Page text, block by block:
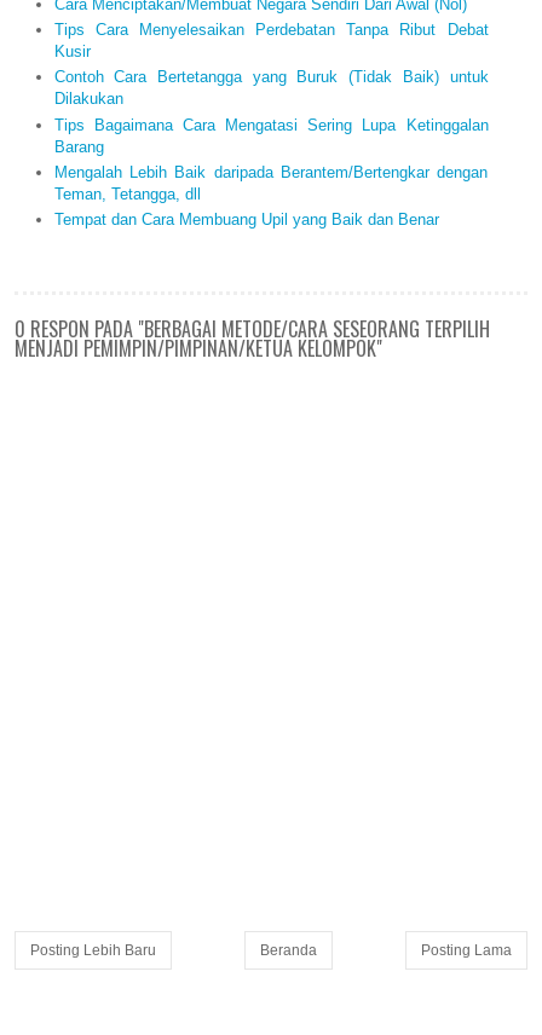
Cara Menciptakan/Membuat Negara Sendiri Dari Awal (Nol)
Tips Cara Menyelesaikan Perdebatan Tanpa Ribut Debat
Kusir
Contoh Cara Bertetangga yang Buruk (Tidak Baik) untuk
Dilakukan
Tips Bagaimana Cara Mengatasi Sering Lupa Ketinggalan
Barang
Mengalah Lebih Baik daripada Berantem/Bertengkar dengan
Teman, Tetangga, dll
Tempat dan Cara Membuang Upil yang Baik dan Benar
0 RESPON PADA "BERBAGAI METODE/CARA SESEORANG TERPILIH
MENJADI PEMIMPIN/PIMPINAN/KETUA KELOMPOK"
Posting Lebih Baru Posting Lama
Beranda